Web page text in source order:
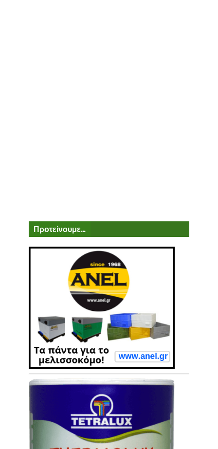
Προτείνουμε...